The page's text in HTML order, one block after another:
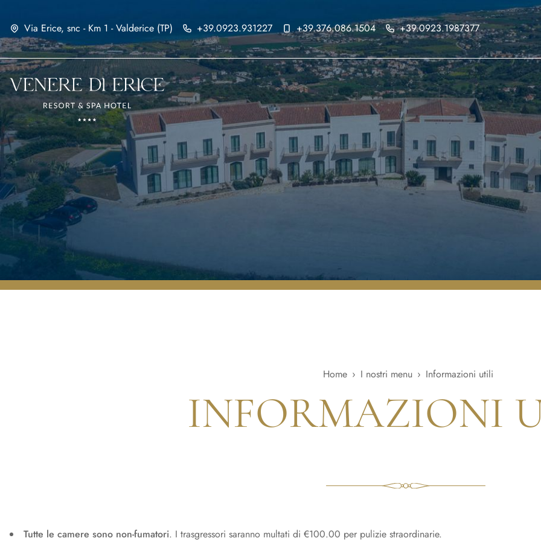
Via Erice, snc - Km 1 - Valderice (TP) +39.0923.931227 +39.376.086.1504 +39.0923.1987377
Home › I nostri menu › Informazioni utili
INFORMAZIONI
Tutte le camere sono non-fumatori. I trasgressori saranno multati di €100.00 per pulizie straordinarie.